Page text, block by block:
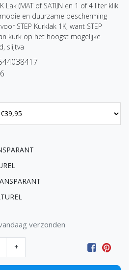
Lak (MAT of SATIJN en 1 of 4 liter klik
en duurzame bescherming
STEP Kurklak 1K, want STEP
kurk op het hoogst mogelijke
slijtva
verzonden
+